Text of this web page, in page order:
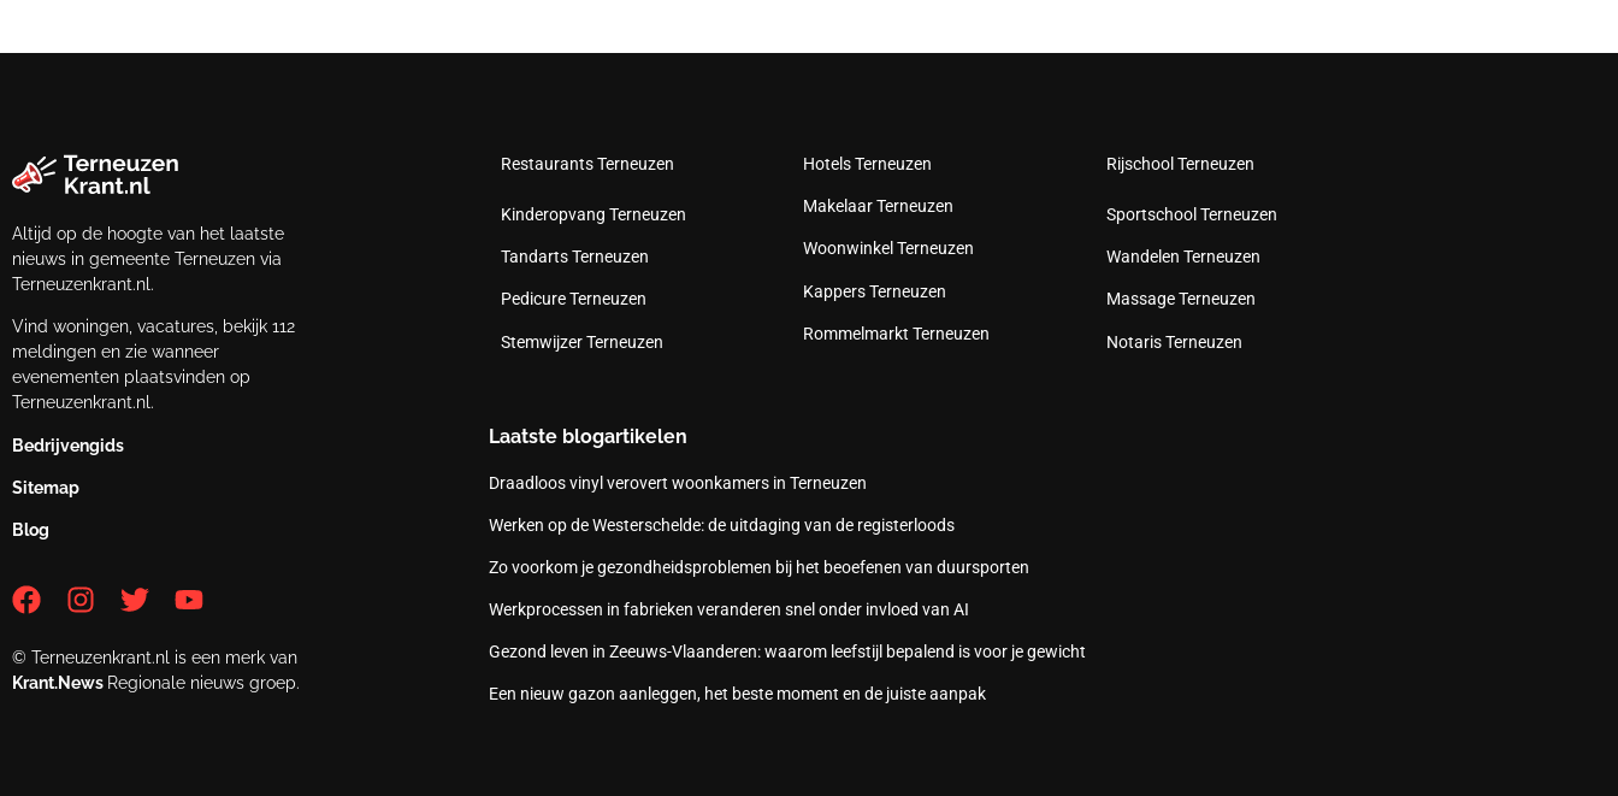
Altijd op de hoogte van het laatste
nieuws in gemeente Terneuzen via
Terneuzenkrant.nl.
Vind woningen, vacatures, bekijk 112
meldingen en zie wanneer
evenementen plaatsvinden op
Terneuzenkrant.nl.
Bedrijvengids
Sitemap
Blog
© Terneuzenkrant.nl is een merk van
Krant.News Regionale nieuws groep.
Restaurants Terneuzen
Kinderopvang Terneuzen
Tandarts Terneuzen
Pedicure Terneuzen
Stemwijzer Terneuzen
Hotels Terneuzen
Makelaar Terneuzen
Woonwinkel Terneuzen
Kappers Terneuzen
Rommelmarkt Terneuzen
Rijschool Terneuzen
Sportschool Terneuzen
Wandelen Terneuzen
Massage Terneuzen
Notaris Terneuzen
Laatste blogartikelen
Draadloos vinyl verovert woonkamers in Terneuzen
Werken op de Westerschelde: de uitdaging van de registerloods
Zo voorkom je gezondheidsproblemen bij het beoefenen van duursporten
Werkprocessen in fabrieken veranderen snel onder invloed van AI
Gezond leven in Zeeuws-Vlaanderen: waarom leefstijl bepalend is voor je gewicht
Een nieuw gazon aanleggen, het beste moment en de juiste aanpak